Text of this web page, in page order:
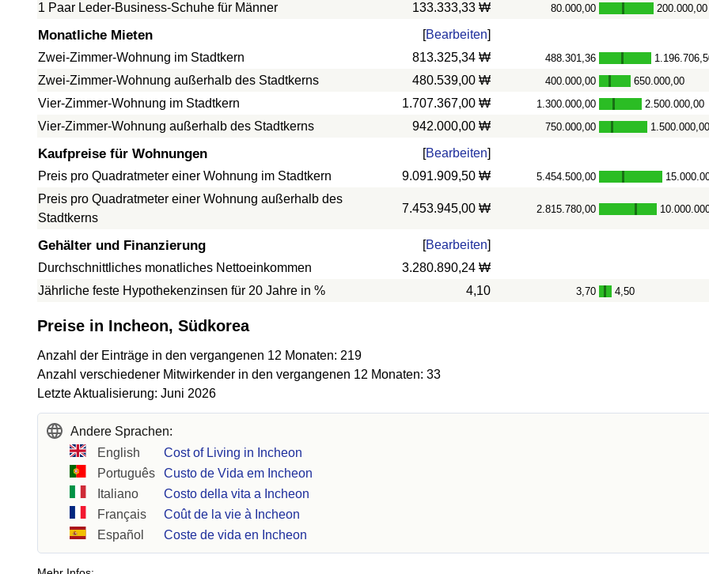
1 Paar Leder-Business-Schuhe für Männer 133.333,33 ₩ 80.000,00 - 200.000,00
Monatliche Mieten [Bearbeiten]
Zwei-Zimmer-Wohnung im Stadtkern
813.325,34 ₩ 488.301,36 -
Zwei-Zimmer-Wohnung außerhalb des Stadtkerns 480.539,00 ₩ 400.000,00 - 650.000,00
Vier-Zimmer-Wohnung im Stadtkern 1.707.367,00 ₩ 1.300.000,00 - 2.500.000,00
Vier-Zimmer-Wohnung außerhalb des Stadtkerns 942.000,00 ₩ 750.000,00 - 1.500.000,00
Kaufpreise für Wohnungen [Bearbeiten]
Preis pro Quadratmeter einer Wohnung im Stadtkern
9.091.909,50 ₩ 5.454.500,00 -
Preis pro Quadratmeter einer Wohnung außerhalb des
Stadtkerns
7.453.945,00 ₩ 2.815.780,00 -
Gehälter und Finanzierung [Bearbeiten]
Durchschnittliches monatliches Nettoeinkommen
3.280.890,24 ₩
Jährliche feste Hypothekenzinsen für 20 Jahre in %
4,10 3,70 - 4,50
Preise in Incheon, Südkorea
Anzahl der Einträge in den vergangenen 12 Monaten: 219
Anzahl verschiedener Mitwirkender in den vergangenen 12 Monaten: 33
Letzte Aktualisierung: Juni 2026
Andere Sprachen:
English
Cost of Living in Incheon
Português
Custo de Vida em Incheon
Italiano
Costo della vita a Incheon
Français
Coût de la vie à Incheon
Español
Coste de vida en Incheon